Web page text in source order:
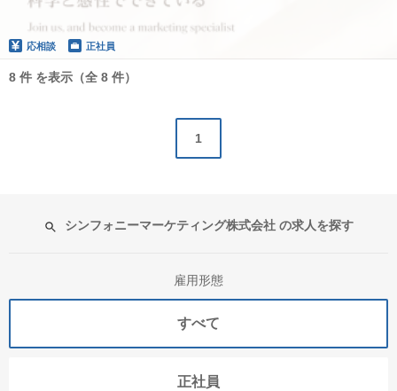
応相談 正社員
8 件 を表示（全 8 件）
1
シンフォニーマーケティング株式会社 の求人を探す
雇用形態
すべて
正社員